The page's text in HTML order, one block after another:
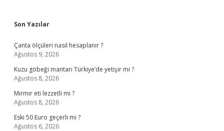
Sidebar
Son Yazılar
Çanta ölçüleri nasıl hesaplanır ?
Ağustos 9, 2026
Kuzu göbeği mantarı Türkiye’de yetişir mi ?
Ağustos 8, 2026
Mırmır eti lezzetli mi ?
Ağustos 8, 2026
Eski 50 Euro geçerli mi ?
Ağustos 6, 2026